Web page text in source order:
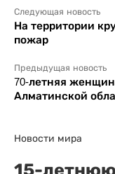
Следующая новость
На территории
пожар
Предыдущая новость
70-летняя
Алматинской
Новости мира
15-